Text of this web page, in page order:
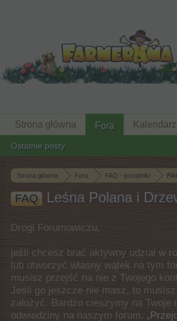
Strona główna Fora FAQ - poradniki
FAQ Leśna Polana i
Drogi Forumowiczu,
jeśli chcesz brać aktywny udział w
lub otworzyć własny wątek na tym
musisz przejść na nie z Twojego
Jeśli go jeszcze nie masz, to
założyć. Bardzo cieszymy na Twoje
odwiedziny na naszym forum.
Strona główna Fora
Ostatnie posty
Kalendarz